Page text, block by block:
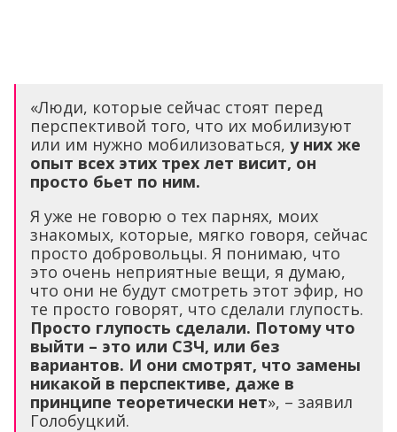
«Люди, которые сейчас стоят перед
перспективой того, что их мобилизуют
или им нужно мобилизоваться, у них же
опыт всех этих трех лет висит, он
просто бьет по ним.
Я уже не говорю о тех парнях, моих
знакомых, которые, мягко говоря, сейчас
просто добровольцы. Я понимаю, что
это очень неприятные вещи, я думаю,
что они не будут смотреть этот эфир, но
те просто говорят, что сделали глупость.
Просто глупость сделали. Потому что
выйти – это или СЗЧ, или без
вариантов. И они смотрят, что замены
никакой в перспективе, даже в
принципе теоретически нет», – заявил
Голобуцкий.